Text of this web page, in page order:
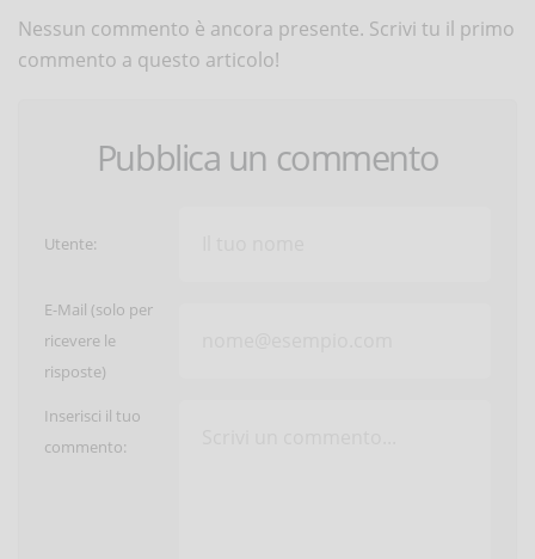
Nessun commento è ancora presente. Scrivi tu il primo
commento a questo articolo!
Pubblica un commento
Utente:
E-Mail (solo per
ricevere le
risposte)
Inserisci il tuo
commento: